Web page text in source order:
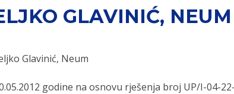
GLAVINIĆ, NEUM
Glavinić, Neum
godine na osnovu rješenja broj UP/I-04-